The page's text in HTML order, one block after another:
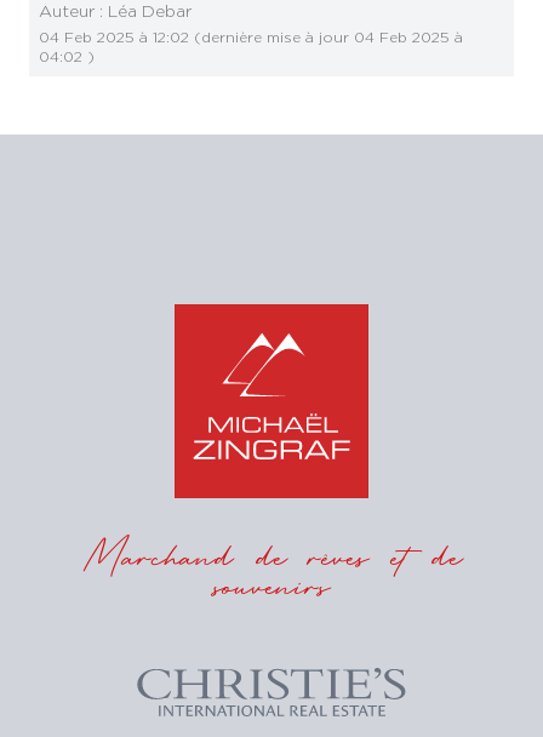
Auteur : Léa Debar
04 Feb 2025 à 12:02 (dernière mise à jour 04 Feb 2025 à
04:02 )
Marchand de rêves et de
souvenirs